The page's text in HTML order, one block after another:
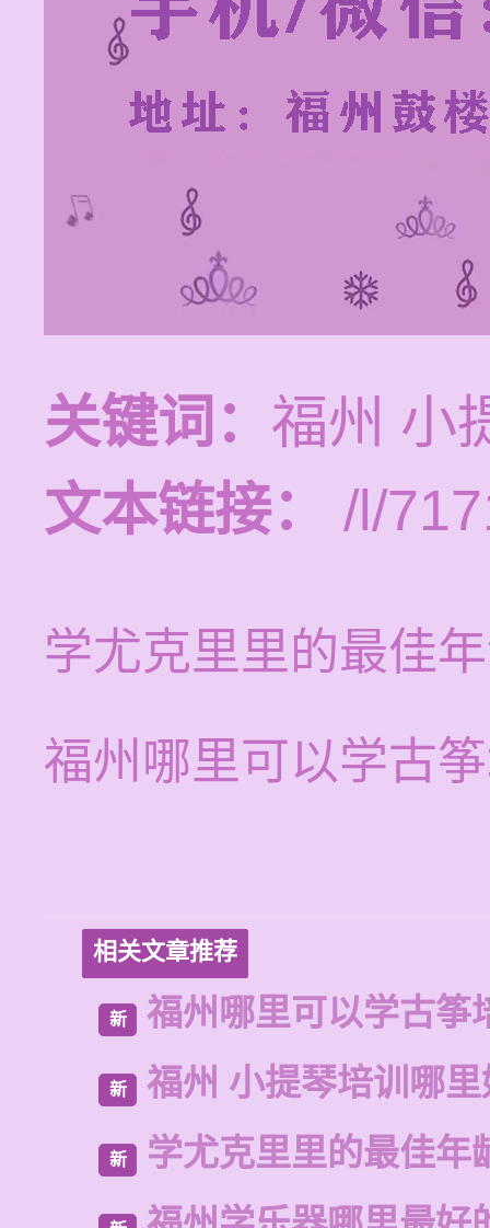
关键词： 福州 小
文本链接：
/l/
学尤克里里的最佳
福州哪里可以学古
相关文章推荐
新 福州哪里可以学古筝
新 福州 小提琴培训哪里
新 学尤克里里的最佳年